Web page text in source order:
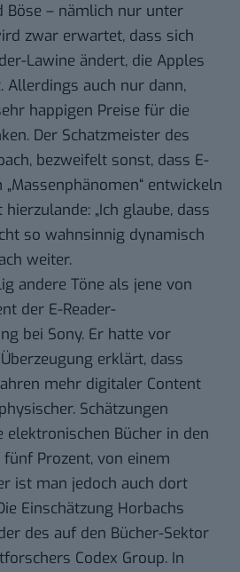
Böse – nämlich nur unter
zwar erwartet, dass sich
Lawine ändert, die Apples
Allerdings auch nur dann,
happigen Preise für die
Der Schatzmeister des
bezweifelt sonst, dass E-
entwickeln
„Ich glaube, dass
so wahnsinnig dynamisch
weiter.
andere Töne als jene von
der E-Reader-
bei Sony. Er hatte vor
erklärt, dass
mehr digitaler Content
Schätzungen
Bücher in den
Prozent, von einem
ist man jedoch auch dort
Einschätzung Horbachs
des auf den Bücher-Sektor
Codex Group. In